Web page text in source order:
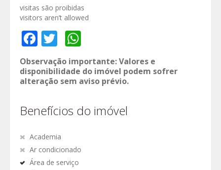
visitas são proibidas
visitors aren’t allowed
Facebook
Twitter
Observação importante: Valores e
disponibilidade do imóvel podem sofrer
alteração sem aviso prévio.
Benefícios do imóvel
Academia
Ar condicionado
Área de serviço